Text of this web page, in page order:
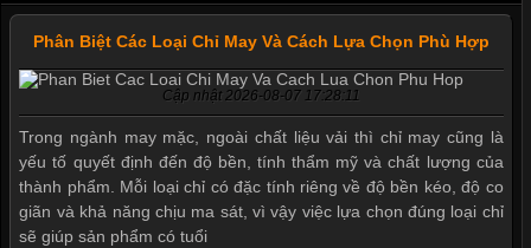
Phân Biệt Các Loại Chỉ May Và Cách Lựa Chọn Phù Hợp
Cập nhật 2026-08-07 17:28:11
Trong ngành may mặc, ngoài chất liệu vải thì chỉ may cũng là
yếu tố quyết định đến độ bền, tính thẩm mỹ và chất lượng của
thành phẩm. Mỗi loại chỉ có đặc tính riêng về độ bền kéo, độ co
giãn và khả năng chịu ma sát, vì vậy việc lựa chọn đúng loại chỉ
sẽ giúp sản phẩm có tuổi